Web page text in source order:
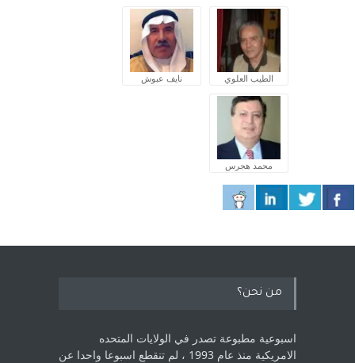
الطيب العلوي نايف عبوش
محمد هجرس
من نحن؟
اسبوعية مطبوعة تصدر في الولايات المتحده
الامريكية منذ عام 1993 ، لم ‏تنقطع اسبوعا واحدا عن